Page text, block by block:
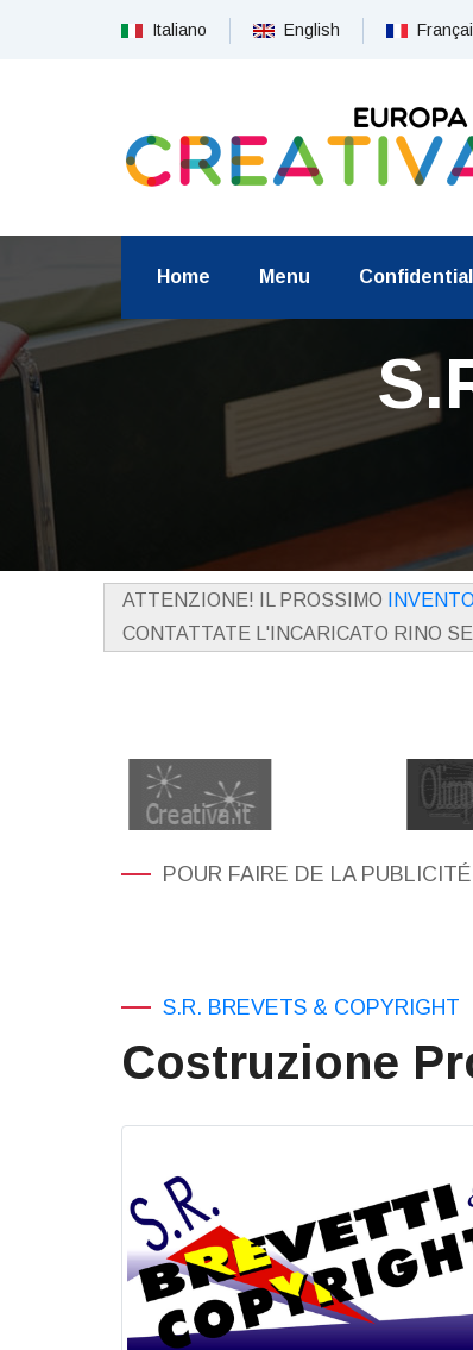
Italiano English
Home Menu
ATTENZIONE! IL PROSSIMO
CONTATTATE L'INCARICATO RINO
POUR FAIRE DE LA
S.R. BREVETS & COPYRIGHT
Costruzione